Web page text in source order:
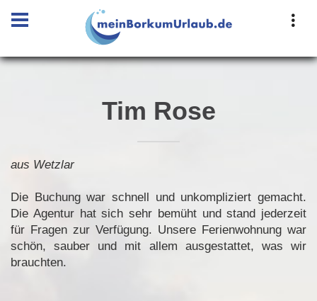
Tim Rose
aus Wetzlar
Die Buchung war schnell und unkompliziert gemacht.
Die Agentur hat sich sehr bemüht und stand jederzeit
für Fragen zur Verfügung. Unsere Ferienwohnung war
schön, sauber und mit allem ausgestattet, was wir
brauchten.